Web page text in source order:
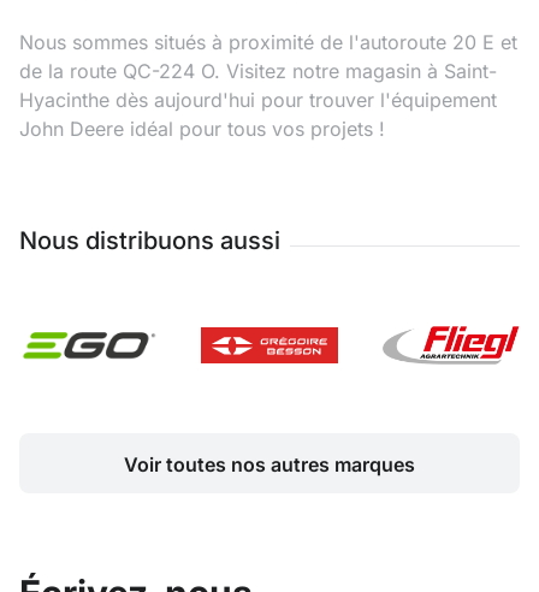
Nous sommes situés à proximité de l'autoroute 20 E et
de la route QC-224 O. Visitez notre magasin à Saint-
Hyacinthe dès aujourd'hui pour trouver l'équipement
John Deere idéal pour tous vos projets !
Nous distribuons aussi
Voir toutes nos autres marques